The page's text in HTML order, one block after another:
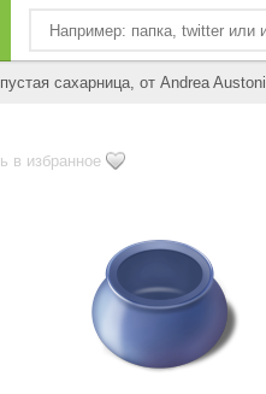
сахарница, от Andrea Austoni
в избранное